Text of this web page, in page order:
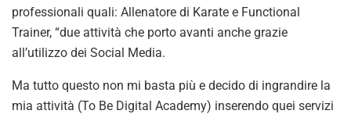
professionali quali: Allenatore di Karate e Functional
Trainer, “due attività che porto avanti anche grazie
all’utilizzo dei Social Media.
Ma tutto questo non mi basta più e decido di ingrandire la
mia attività (To Be Digital Academy) inserendo quei servizi